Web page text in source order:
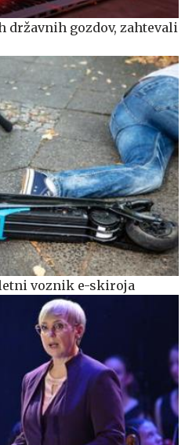
državnih gozdov, zahtevali
voznik e-skiroja